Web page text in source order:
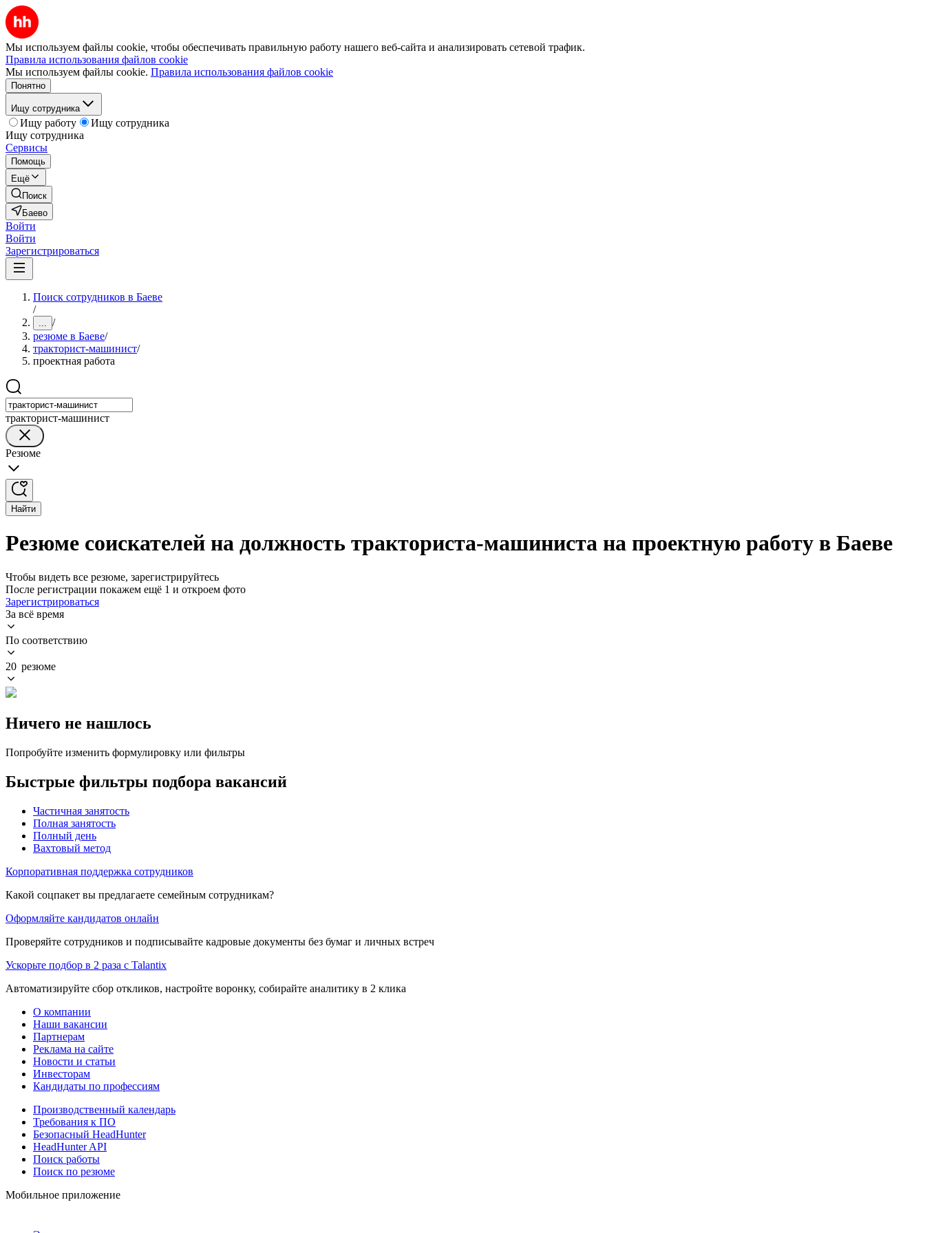
Мы используем файлы cookie, чтобы обеспечивать правильную работу нашего веб-сайта и анализировать сетевой трафик.
Правила использования файлов cookie
Мы используем файлы cookie. Правила использования файлов cookie
Понятно
Ищу сотрудника
Ищу работу
Ищу сотрудника
Ищу сотрудника
Сервисы
Помощь
Ещё
Поиск
Баево
Войти
Войти
Зарегистрироваться
Поиск сотрудников в Баеве
/
... /
резюме в Баеве/
тракторист-машинист/
проектная работа
тракторист-машинист
Резюме
Найти
Резюме соискателей на должность тракториста-машиниста на проектную работу в Баеве
Чтобы видеть все резюме, зарегистрируйтесь
После регистрации покажем ещё 1 и откроем фото
Зарегистрироваться
За всё время
По соответствию
20 резюме
Ничего не нашлось
Попробуйте изменить формулировку или фильтры
Быстрые фильтры подбора вакансий
Частичная занятость
Полная занятость
Полный день
Вахтовый метод
Корпоративная поддержка сотрудников
Какой соцпакет вы предлагаете семейным сотрудникам?
Оформляйте кандидатов онлайн
Проверяйте сотрудников и подписывайте кадровые документы без бумаг и личных встреч
Ускорьте подбор в 2 раза с Talantix
Автоматизируйте сбор откликов, настройте воронку, собирайте аналитику в 2 клика
О компании
Наши вакансии
Партнерам
Реклама на сайте
Новости и статьи
Инвесторам
Кандидаты по профессиям
Производственный календарь
Требования к ПО
Безопасный HeadHunter
HeadHunter API
Поиск работы
Поиск по резюме
Мобильное приложение